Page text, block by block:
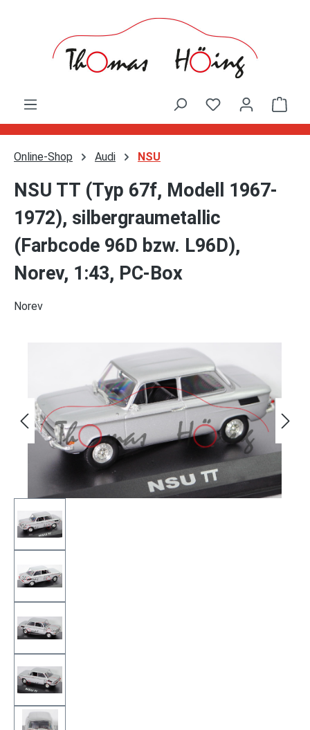
Online-Shop Audi NSU
NSU TT (Typ 67f, Modell 1967-
1972), silbergraumetallic
(Farbcode 96D bzw. L96D),
Norev, 1:43, PC-Box
Norev